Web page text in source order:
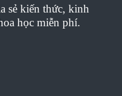
sẻ kiến thức, kinh
học miễn phí.